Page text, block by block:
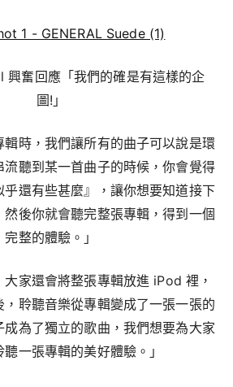
興奮回應「我們的確是有這樣的企
圖!」
輯時，我們讓所有的曲子可以說是環
聽到某一首曲子的時候，你會覺得
乎還有些甚麼』，讓你想要知道接下
後你就會聽完整張專輯，得到一個
完整的體驗。」
大家還會將整張專輯放進 iPod 裡，
聆聽音樂從專輯變成了一張一張的
為了獨立的歌曲，我們想要為大家
一張專輯的美好體驗。」